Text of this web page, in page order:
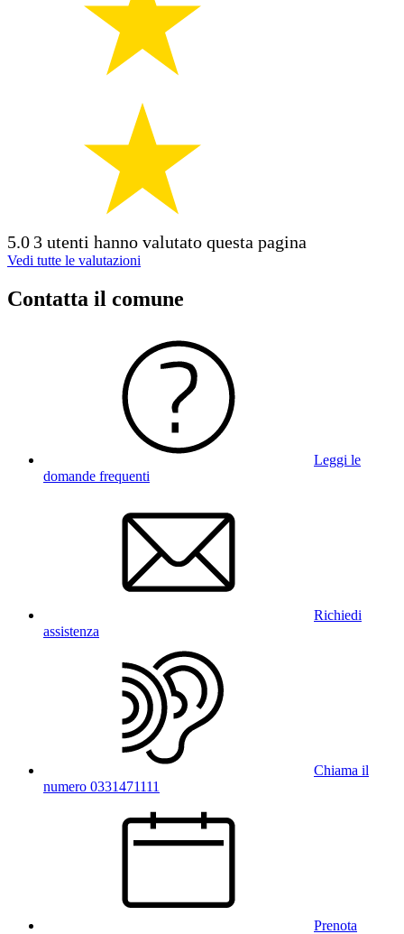
5.0 3 utenti hanno valutato questa pagina
Vedi tutte le valutazioni
Contatta il comune
Leggi le
domande frequenti
Richiedi
assistenza
Chiama il
numero 0331471111
Prenota